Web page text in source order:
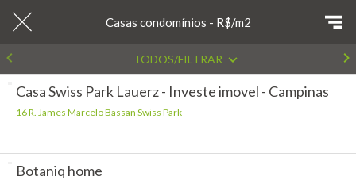
Casas condomínios - R$/m2
TODOS/FILTRAR
Casa Swiss Park Lauerz - Investe imovel - Campinas
16 R. James Marcelo Bassan Swiss Park
Botaniq home